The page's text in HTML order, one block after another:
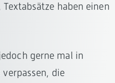
haben einen
gerne mal in
verpassen, die